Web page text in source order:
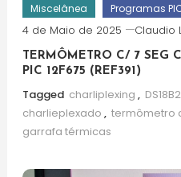
Miscelânea
Programas
4 de Maio de 2025 Claudio
TERMÔMETRO C/ 7 SEG
PIC 12F675 (REF391)
Tagged charliplexing ,
charlieplexado , termômetro
garrafa térmicas